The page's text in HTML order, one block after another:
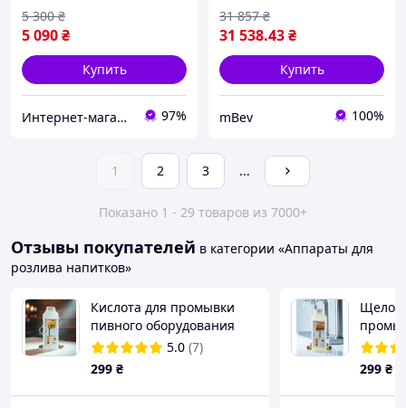
5 090₴
5 300 ₴
Купить
Интернет-магазин "Maрк-Tех" 97%
31 538.43₴
31 857 ₴
Купить
mBev 100%
1 2 3 ...
Показано 1 - 29 товаров из 7000+
Отзывы покупателей в категории «Аппараты для
розлива напитков»
Кислота для промывки
пивного оборудования
mBev 1 л, средство чтобы
убрать пивной камень
5.0 (7)
299 ₴
пива
299 ₴